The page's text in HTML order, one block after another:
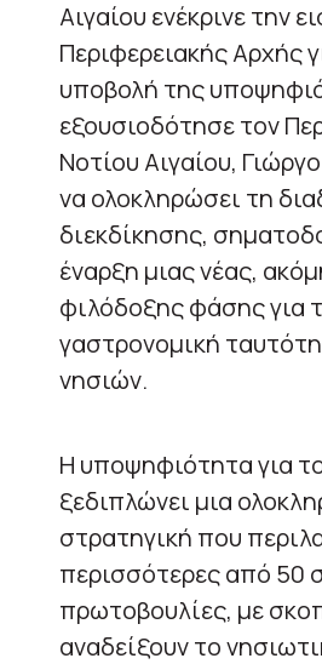
Αιγαίου ενέκρινε την
Περιφερειακής Αρχής
υποβολή της
εξουσιοδότησε τον
Νοτίου Αιγαίου,
να ολοκληρώσει τη
διεκδίκησης,
έναρξη μιας νέας,
φιλόδοξης φάσης για
γαστρονομική
νησιών.
Η υποψηφιότητα για
ξεδιπλώνει μια
στρατηγική που
περισσότερες από 50
πρωτοβουλίες, με
αναδείξουν το